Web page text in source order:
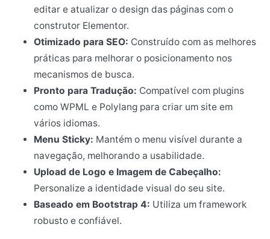
editar e atualizar o design das páginas com o
construtor Elementor.
Otimizado para SEO: Construído com as melhores
práticas para melhorar o posicionamento nos
mecanismos de busca.
Pronto para Tradução: Compatível com plugins
como WPML e Polylang para criar um site em
vários idiomas.
Menu Sticky: Mantém o menu visível durante a
navegação, melhorando a usabilidade.
Upload de Logo e Imagem de Cabeçalho:
Personalize a identidade visual do seu site.
Baseado em Bootstrap 4: Utiliza um framework
robusto e confiável.